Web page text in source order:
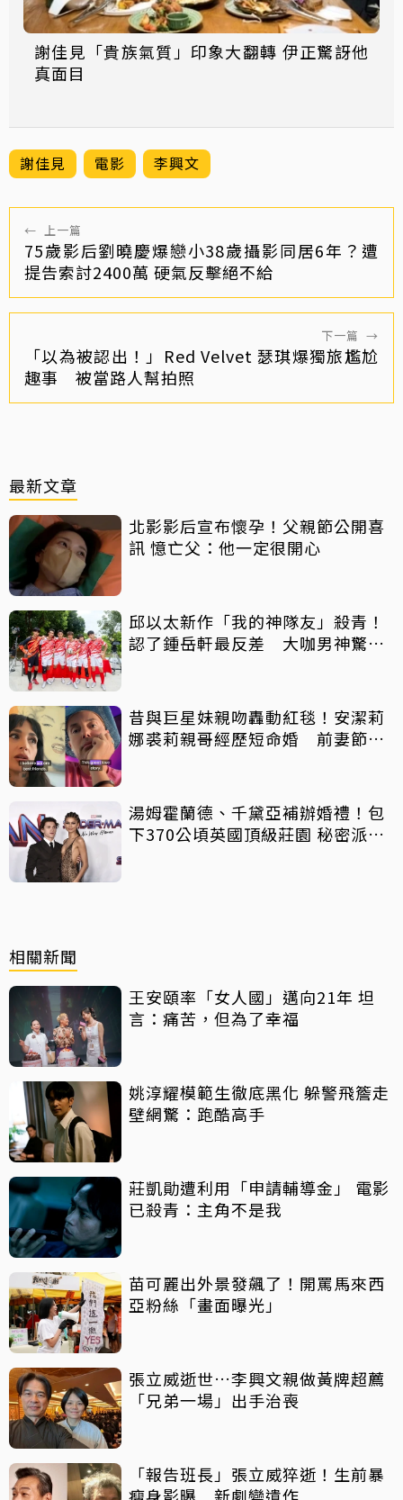
謝佳見「貴族氣質」印象大翻轉 伊正驚訝他
真面目
謝佳見 電影 李興文
← 上一篇
75歲影后劉曉慶爆戀小38歲攝影同居6年？遭
提告索討2400萬 硬氣反擊絕不給
下一篇 →
「以為被認出！」Red Velvet 瑟琪爆獨旅尷尬
趣事 被當路人幫拍照
最新文章
北影影后宣布懷孕！父親節公開喜
訊 憶亡父：他一定很開心
邱以太新作「我的神隊友」殺青！
認了鍾岳軒最反差 大咖男神驚喜
昔與巨星妹親吻轟動紅毯！安潔莉
娜裘莉親哥經歷短命婚 前妻節目
湯姆霍蘭德、千黛亞補辦婚禮！包
下370公頃英國頂級莊園 秘密派對
相關新聞
王安頤率「女人國」邁向21年 坦
言：痛苦，但為了幸福
姚淳耀模範生徹底黑化 躲警飛簷走
壁網驚：跑酷高手
莊凱勛遭利用「申請輔導金」 電影
已殺青：主角不是我
苗可麗出外景發飆了！開罵馬來西
亞粉絲「畫面曝光」
張立威逝世…李興文親做黃牌超薦
「兄弟一場」出手治喪
「報告班長」張立威猝逝！生前暴